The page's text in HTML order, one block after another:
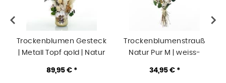
Trockenblumen Gesteck
| Metall Topf gold | Natur
grün-braun
89,95 € *
Trockenblumenstrauß
Natur Pur M | weiss-
34,95 € *